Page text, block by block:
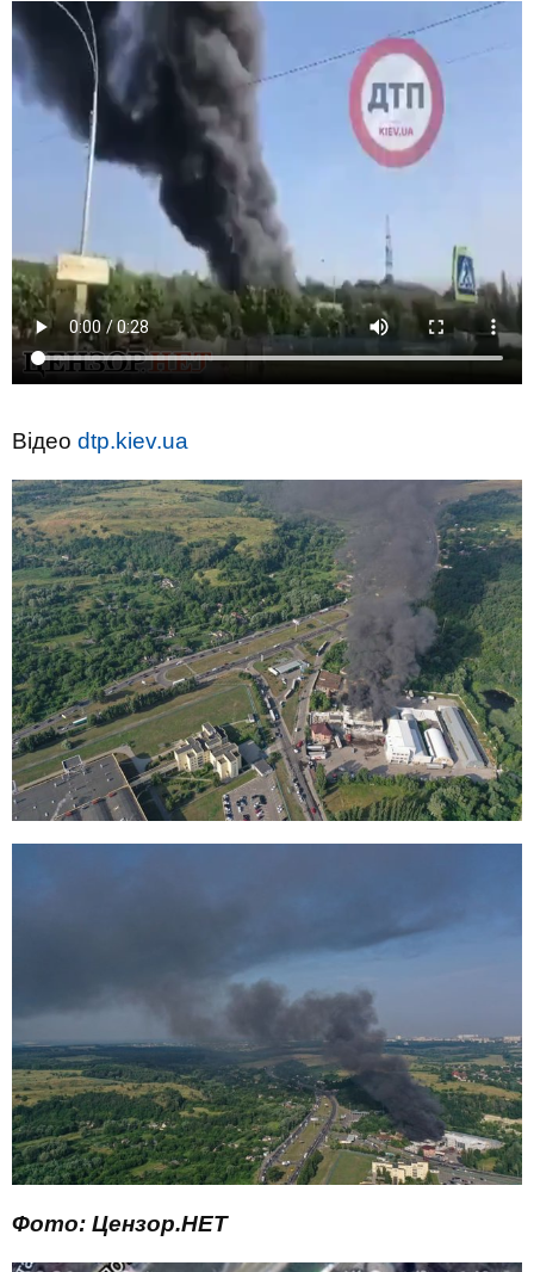
Відео dtp.kiev.ua
Фото: Цензор.НЕТ